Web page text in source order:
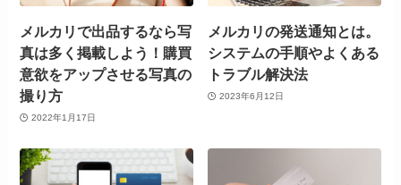
メルカリで出品するなら写
真は多く掲載しよう！購買
意欲をアップさせる写真の
撮り方
2022年1月17日
メルカリの発送通知とは。
システムの手順やよくある
トラブル解決法
2023年6月12日